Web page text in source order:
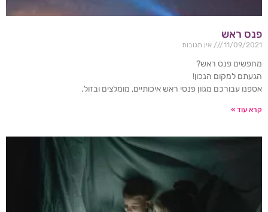
פנס ראש
11/09/2021 אין תגובות
מחפשים פנס ראש?
הגעתם למקום הנכון!
אספנו עבורכם מגוון פנסי ראש איכותיים, מומלצים ובזול.
קרא עוד »